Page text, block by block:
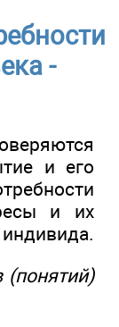
-
и его
и их
(понятий)